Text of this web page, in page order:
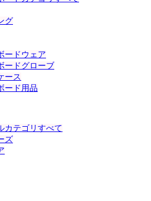
グ
ードウェア
ードグローブ
ース
ード用品
カテゴリすべて
ズ